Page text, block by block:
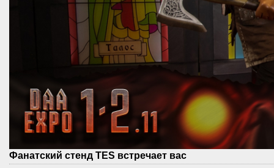
Фанатский стенд TES встречает вас